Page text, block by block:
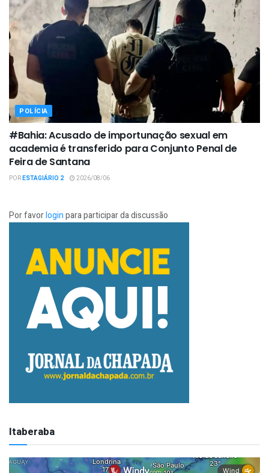
POLÍCIA
#Bahia: Acusado de importunação sexual em
academia é transferido para Conjunto Penal de
Feira de Santana
PORESTAGIÁRIO 2 2026/08/06
Por favorloginpara participar da discussão
Itaberaba